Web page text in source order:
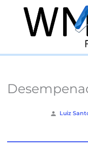
conteúdo
Luiz